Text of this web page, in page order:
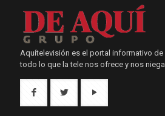
Aquítelevisión es el portal informativo de
todo lo que la tele nos ofrece y nos